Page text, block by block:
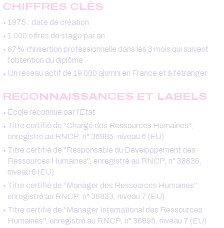
CHIFFRES CLÉS
1975 : date de création
1 000 offres de stage par an
87% d'insertion professionnelle dans les 3 mois qui suivent
l'obtention du diplôme
Un réseau actif de 19 000 alumni en France et à l'étranger
RECONNAISSANCES ET LABELS
École reconnue par l’État
Titre certifié de "Chargé des Ressources Humaines",
enregistré au RNCP, n° 36995, niveau 6 (EU)
Titre certifié de "Responsable du Développement des
Ressources Humaines", enregistré au RNCP, n° 38836,
niveau 6 (EU)
Titre certifié de "Manager des Ressources Humaines",
enregistré au RNCP, n° 38833, niveau 7 (EU)
Titre certifié de "Manager International des Ressources
Humaines", enregistré au RNCP, n° 36895, niveau 7 (EU)